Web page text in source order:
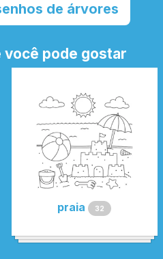
de árvores
você pode gostar
praia 32